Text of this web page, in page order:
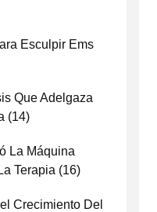
Esculpir Ems
Que Adelgaza
(14)
La Máquina
Terapia (16)
Crecimiento Del